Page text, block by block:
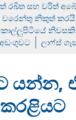
රඛිත සහ චරිත්
වරෙන්තු නිකුත් කරයි
කොල්ලුපිටියේ
ලාෆ්ස්
යන්න,